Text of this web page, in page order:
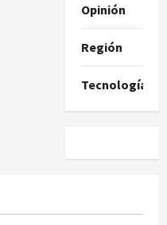
Opinión
Región
Tecnología